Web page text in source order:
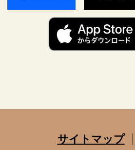
サイトマップ